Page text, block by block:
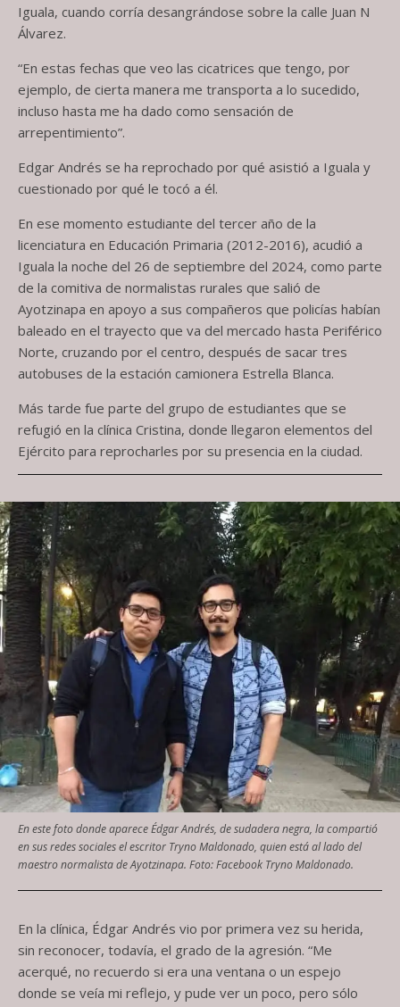
Iguala, cuando corría desangrándose sobre la calle Juan N
Álvarez.
“En estas fechas que veo las cicatrices que tengo, por
ejemplo, de cierta manera me transporta a lo sucedido,
incluso hasta me ha dado como sensación de
arrepentimiento”.
Edgar Andrés se ha reprochado por qué asistió a Iguala y
cuestionado por qué le tocó a él.
En ese momento estudiante del tercer año de la
licenciatura en Educación Primaria (‪2012-2016‬), acudió a
Iguala la noche del 26 de septiembre del 2024, como parte
de la comitiva de normalistas rurales que salió de
Ayotzinapa en apoyo a sus compañeros que policías habían
baleado en el trayecto que va del mercado hasta Periférico
Norte, cruzando por el centro, después de sacar tres
autobuses de la estación camionera Estrella Blanca. ‬
Más tarde fue parte del grupo de estudiantes que se
refugió en la clínica Cristina, donde llegaron elementos del
Ejército para reprocharles por su presencia en la ciudad.
En este foto donde aparece Édgar Andrés, de sudadera negra, la compartió
en sus redes sociales el escritor Tryno Maldonado, quien está al lado del
maestro normalista de Ayotzinapa. Foto: Facebook Tryno Maldonado.
En la clínica, Édgar Andrés vio por primera vez su herida,
sin reconocer, todavía, el grado de la agresión. “Me
acerqué, no recuerdo si era una ventana o un espejo
donde se veía mi reflejo, y pude ver un poco, pero sólo